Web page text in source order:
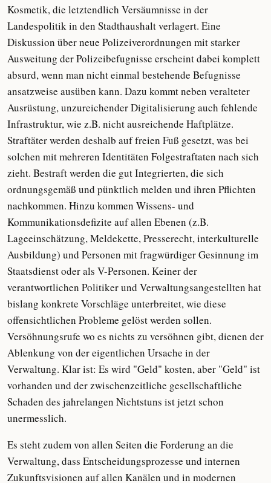
Kosmetik, die letztendlich Versäumnisse in der
Landespolitik in den Stadthaushalt verlagert. Eine
Diskussion über neue Polizeiverordnungen mit starker
Ausweitung der Polizeibefugnisse erscheint dabei komplett
absurd, wenn man nicht einmal bestehende Befugnisse
ansatzweise ausüben kann. Dazu kommt neben veralteter
Ausrüstung, unzureichender Digitalisierung auch fehlende
Infrastruktur, wie z.B. nicht ausreichende Haftplätze.
Straftäter werden deshalb auf freien Fuß gesetzt, was bei
solchen mit mehreren Identitäten Folgestraftaten nach sich
zieht. Bestraft werden die gut Integrierten, die sich
ordnungsgemäß und pünktlich melden und ihren Pflichten
nachkommen. Hinzu kommen Wissens- und
Kommunikationsdefizite auf allen Ebenen (z.B.
Lageeinschätzung, Meldekette, Presserecht, interkulturelle
Ausbildung) und Personen mit fragwürdiger Gesinnung im
Staatsdienst oder als V-Personen. Keiner der
verantwortlichen Politiker und Verwaltungsangestellten hat
bislang konkrete Vorschläge unterbreitet, wie diese
offensichtlichen Probleme gelöst werden sollen.
Versöhnungsrufe wo es nichts zu versöhnen gibt, dienen der
Ablenkung von der eigentlichen Ursache in der
Verwaltung. Klar ist: Es wird "Geld" kosten, aber "Geld" ist
vorhanden und der zwischenzeitliche gesellschaftliche
Schaden des jahrelangen Nichtstuns ist jetzt schon
unermesslich.
Es steht zudem von allen Seiten die Forderung an die
Verwaltung, dass Entscheidungsprozesse und internen
Zukunftsvisionen auf allen Kanälen und in modernen